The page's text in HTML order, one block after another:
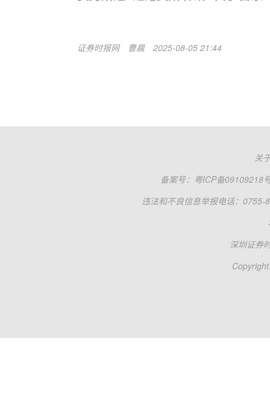
证券时报网 曹晨 2025-08-05 21:44
关
备案号： 粤ICP备09109218
违法和不良信息举报电话：0755-
深圳证券